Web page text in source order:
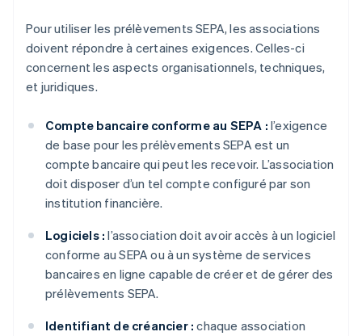
Pour utiliser les prélèvements SEPA, les associations
doivent répondre à certaines exigences. Celles-ci
concernent les aspects organisationnels, techniques,
et juridiques.
Compte bancaire conforme au SEPA : l’exigence
de base pour les prélèvements SEPA est un
compte bancaire qui peut les recevoir. L’association
doit disposer d’un tel compte configuré par son
institution financière.
Logiciels : l’association doit avoir accès à un logiciel
conforme au SEPA ou à un système de services
bancaires en ligne capable de créer et de gérer des
prélèvements SEPA.
Identifiant de créancier : chaque association